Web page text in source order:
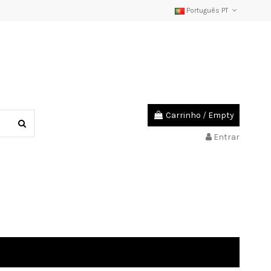
Português PT
Carrinho / Empty
Entrar